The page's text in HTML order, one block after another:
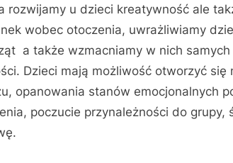
rozwijamy u dzieci kreatywność ale
wobec otoczenia, uwrażliwiamy
a także wzmacniamy w nich samych
Dzieci mają możliwość otworzyć się
opanowania stanów emocjonalnych
poczucie przynależności do grupy,